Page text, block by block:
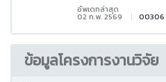
อัพเดทล่าสุด
02 ก.พ. 2569 00306
ข้อมูลโครงการงานวิจัย